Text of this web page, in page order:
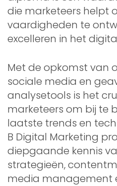
die marketeers helpt
vaardigheden te
excelleren in het
Met de opkomst van
sociale media en
analysetools is het
marketeers om bij te
laatste trends en
B Digital Marketing
diepgaande kennis
strategieën,
media management